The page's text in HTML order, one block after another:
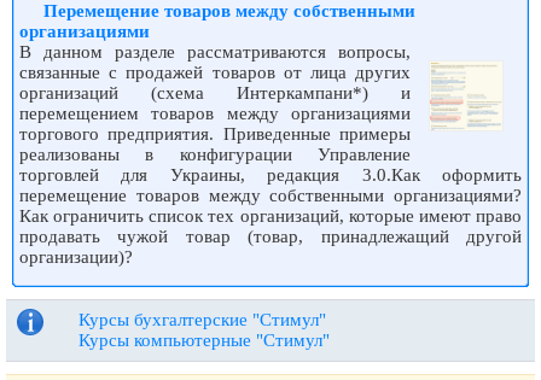
Перемещение товаров между собственными
организациями
В данном разделе рассматриваются вопросы,
связанные с продажей товаров от лица других
организаций (схема Интеркампани*) и
перемещением товаров между организациями
торгового предприятия. Приведенные примеры
реализованы в конфигурации Управление
торговлей для Украины, редакция 3.0.Как оформить
перемещение товаров между собственными организациями?
Как ограничить список тех организаций, которые имеют право
продавать чужой товар (товар, принадлежащий другой
организации)?
Курсы бухгалтерские "Стимул"
Курсы компьютерные "Стимул"